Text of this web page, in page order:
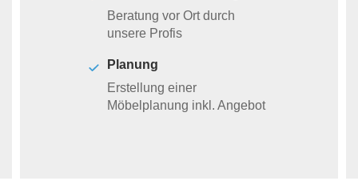
Beratung vor Ort durch
unsere Profis
Planung
Erstellung einer
Möbelplanung inkl. Angebot